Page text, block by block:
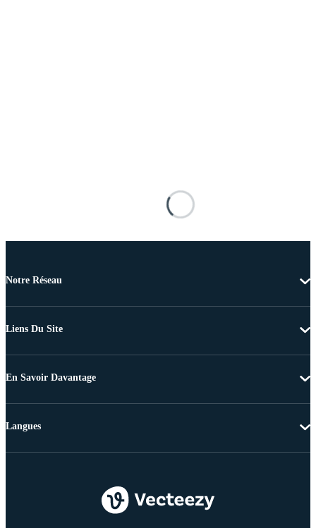
Notre Réseau
Liens Du Site
En Savoir Davantage
Langues